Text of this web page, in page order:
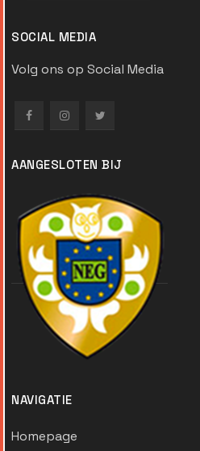
SOCIAL MEDIA
Volg ons op Social Media
AANGESLOTEN BIJ
NAVIGATIE
Homepage